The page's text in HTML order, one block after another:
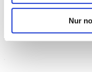
Nur
mittleren Alter (ca. 54
Erwachsenenalter (ca.
Neueste Beiträge